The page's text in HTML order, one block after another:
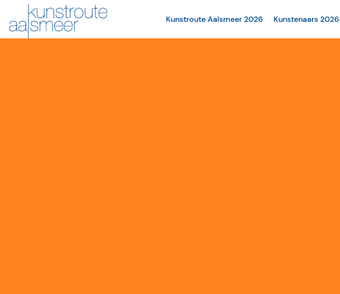
Kunstroute Aalsmeer 2026 Kunstenaars 2026